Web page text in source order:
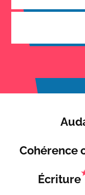
Cohérence
Écriture